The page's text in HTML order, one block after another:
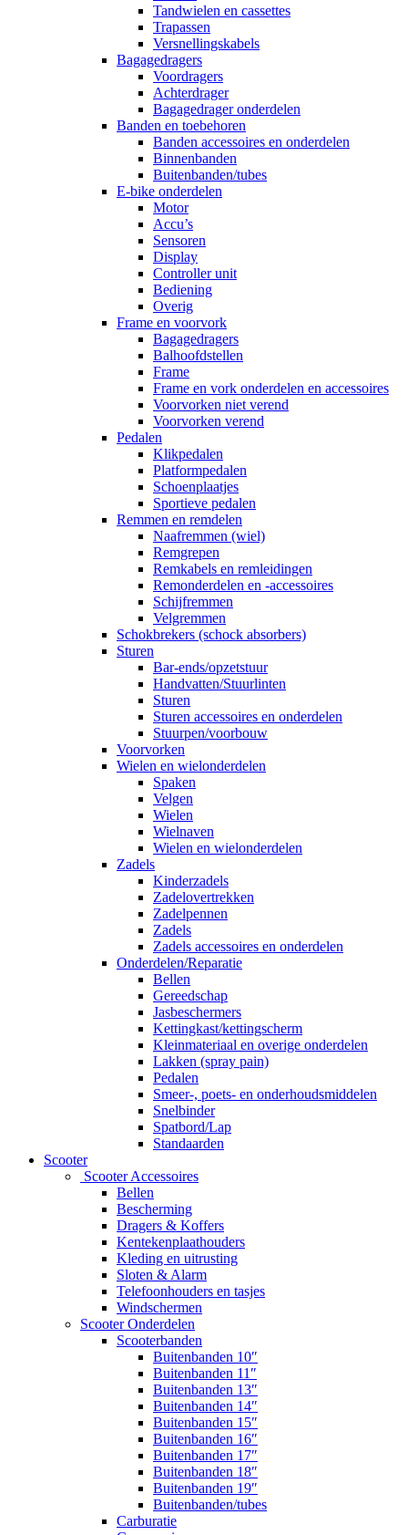
Tandwielen en cassettes
Trapassen
Versnellingskabels
Bagagedragers
Voordragers
Achterdrager
Bagagedrager onderdelen
Banden en toebehoren
Banden accessoires en onderdelen
Binnenbanden
Buitenbanden/tubes
E-bike onderdelen
Motor
Accu’s
Sensoren
Display
Controller unit
Bediening
Overig
Frame en voorvork
Bagagedragers
Balhoofdstellen
Frame
Frame en vork onderdelen en accessoires
Voorvorken niet verend
Voorvorken verend
Pedalen
Klikpedalen
Platformpedalen
Schoenplaatjes
Sportieve pedalen
Remmen en remdelen
Naafremmen (wiel)
Remgrepen
Remkabels en remleidingen
Remonderdelen en -accessoires
Schijfremmen
Velgremmen
Schokbrekers (schock absorbers)
Sturen
Bar-ends/opzetstuur
Handvatten/Stuurlinten
Sturen
Sturen accessoires en onderdelen
Stuurpen/voorbouw
Voorvorken
Wielen en wielonderdelen
Spaken
Velgen
Wielen
Wielnaven
Wielen en wielonderdelen
Zadels
Kinderzadels
Zadelovertrekken
Zadelpennen
Zadels
Zadels accessoires en onderdelen
Onderdelen/Reparatie
Bellen
Gereedschap
Jasbeschermers
Kettingkast/kettingscherm
Kleinmateriaal en overige onderdelen
Lakken (spray pain)
Pedalen
Smeer-, poets- en onderhoudsmiddelen
Snelbinder
Spatbord/Lap
Standaarden
Scooter
Scooter Accessoires
Bellen
Bescherming
Dragers & Koffers
Kentekenplaathouders
Kleding en uitrusting
Sloten & Alarm
Telefoonhouders en tasjes
Windschermen
Scooter Onderdelen
Scooterbanden
Buitenbanden 10″
Buitenbanden 11″
Buitenbanden 13″
Buitenbanden 14″
Buitenbanden 15″
Buitenbanden 16″
Buitenbanden 17″
Buitenbanden 18″
Buitenbanden 19″
Buitenbanden/tubes
Carburatie